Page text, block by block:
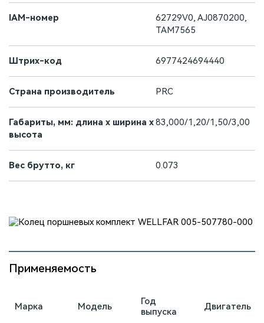
IAM-номер
62729V0, AJ0870200,
TAM7565
Штрих-код 6977424694440
Страна производитель PRC
Габариты, мм: длина х ширина х
высота
83,000/1,20/1,50/3,00
Вес брутто, кг 0.073
Применяемость
Марка Модель
Год
выпуска
Двигатель